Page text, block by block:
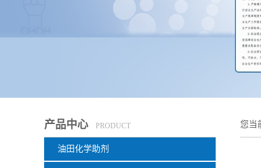
产品中心 PRODUCT
油田化学助剂
您当